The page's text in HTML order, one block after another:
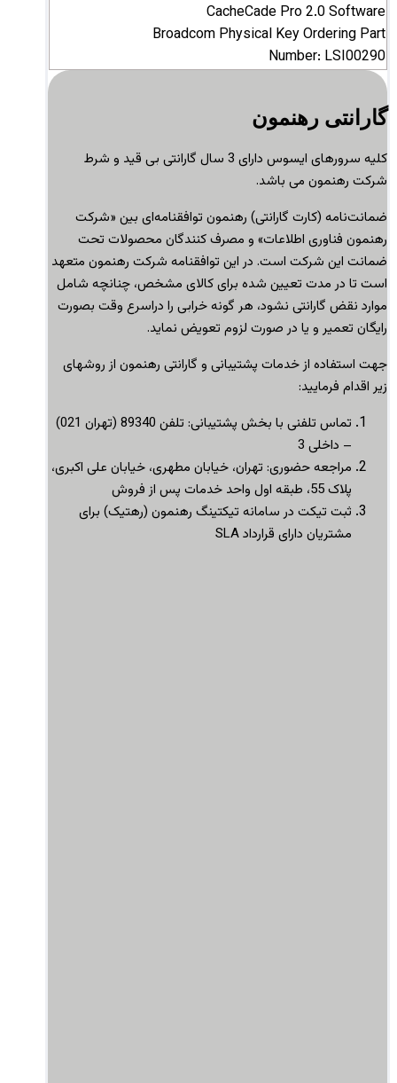
CacheCade Pro 2.0 Software
Broadcom Physical Key Ordering Part
Number: LSI00290
گارانتی رهنمون
کلیه سرورهای ایسوس دارای 3 سال گارانتی بی قید و شرط
شرکت رهنمون می باشد.
ضمانت‌نامه (کارت گارانتی) رهنمون توافقنامه‌ای بین «شرکت
رهنمون فناوری اطلاعات» و مصرف کنندگان محصولات تحت
ضمانت این شرکت است. در این توافقنامه شرکت رهنمون متعهد
است تا در مدت تعیین شده برای کالای مشخص، چنانچه شامل
موارد نقض گارانتی نشود، هر گونه خرابی را دراسرع وقت بصورت
رایگان تعمیر و یا در صورت لزوم تعویض نماید.
جهت استفاده از خدمات پشتیبانی و گارانتی رهنمون از روشهای
زیر اقدام فرمایید:
تماس تلفنی با بخش پشتیبانی: تلفن 89340 (تهران 021)
– داخلی 3
مراجعه حضوری: تهران، خیابان مطهری، خیابان علی اکبری،
پلاک 55، طبقه اول واحد خدمات پس از فروش
ثبت تیکت در سامانه تیکتینگ رهنمون (رهتیک) برای
مشتریان دارای قراردادSLA